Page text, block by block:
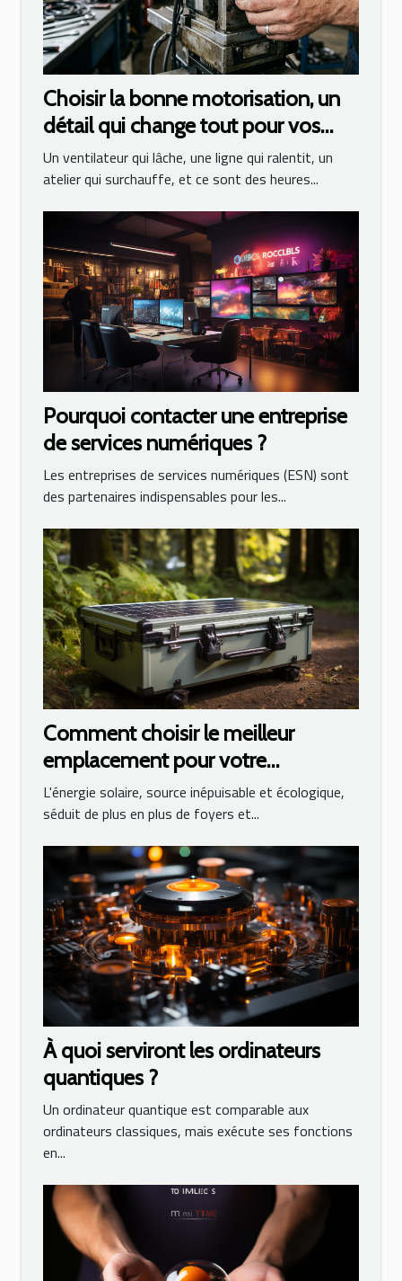
Choisir la bonne motorisation, un
détail qui change tout pour vos
équipements
Un ventilateur qui lâche, une ligne qui ralentit, un
atelier qui surchauffe, et ce sont des heures...
Pourquoi contacter une entreprise
de services numériques ?
Les entreprises de services numériques (ESN) sont
des partenaires indispensables pour les...
Comment choisir le meilleur
emplacement pour votre
générateur solaire
L'énergie solaire, source inépuisable et écologique,
séduit de plus en plus de foyers et...
À quoi serviront les ordinateurs
quantiques ?
Un ordinateur quantique est comparable aux
ordinateurs classiques, mais exécute ses fonctions
en...